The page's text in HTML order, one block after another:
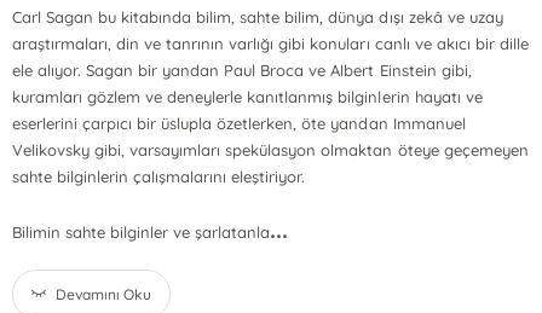
Carl Sagan bu kitabında bilim, sahte bilim, dünya dışı zekâ ve uzay
araştırmaları, din ve tanrının varlığı gibi konuları canlı ve akıcı bir dille
ele alıyor. Sagan bir yandan Paul Broca ve Albert Einstein gibi,
kuramları gözlem ve deneylerle kanıtlanmış bilginlerin hayatı ve
eserlerini çarpıcı bir üslupla özetlerken, öte yandan Immanuel
Velikovsky gibi, varsayımları spekülasyon olmaktan öteye geçemeyen
sahte bilginlerin çalışmalarını eleştiriyor.
Bilimin sahte bilginler ve şarlatanla...
Devamını Oku